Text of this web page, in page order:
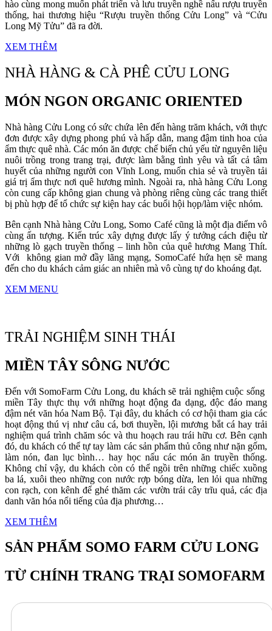
hào cùng mong muốn phát triển và lưu truyền nghề nấu rượu truyền
thống, hai thương hiệu “Rượu truyền thống Cửu Long” và “Cửu
Long Mỹ Tửu” đã ra đời.
XEM THÊM
NHÀ HÀNG & CÀ PHÊ CỬU LONG
MÓN NGON ORGANIC ORIENTED
Nhà hàng Cửu Long có sức chứa lên đến hàng trăm khách, với thực
đơn được xây dựng phong phú và hấp dẫn, mang đậm tinh hoa của
ẩm thực quê nhà. Các món ăn được chế biến chủ yếu từ nguyên liệu
nuôi trồng trong trang trại, được làm bằng tình yêu và tất cả tâm
huyết của những người con Vĩnh Long, muốn chia sẻ và truyền tải
giá trị ẩm thực nơi quê hương mình. Ngoài ra, nhà hàng Cửu Long
còn cung cấp không gian chung và phòng riêng cùng các trang thiết
bị phù hợp để tổ chức sự kiện hay các buổi hội họp/làm việc nhóm.
Bên cạnh Nhà hàng Cửu Long, Somo Café cũng là một địa điểm vô
cùng ấn tượng. Kiến trúc xây dựng được lấy ý tưởng cách điệu từ
những lò gạch truyền thống – linh hồn của quê hương Mang Thít.
Với không gian mở đầy lãng mạng, SomoCafé hứa hẹn sẽ mang
đến cho du khách cảm giác an nhiên mà vô cùng tự do khoáng đạt.
XEM MENU
TRẢI NGHIỆM SINH THÁI
MIỀN TÂY SÔNG NƯỚC
Đến với SomoFarm Cửu Long, du khách sẽ trải nghiệm cuộc sống
miền Tây thực thụ với những hoạt động đa dạng, độc đáo mang
đậm nét văn hóa Nam Bộ. Tại đây, du khách có cơ hội tham gia các
hoạt động thú vị như câu cá, bơi thuyền, lội mương bắt cá hay trải
nghiệm quá trình chăm sóc và thu hoạch rau trái hữu cơ. Bên cạnh
đó, du khách có thể tự tay làm các sản phẩm thủ công như nặn gốm,
làm nón, đan lục bình… hay học nấu các món ăn truyền thống.
Không chỉ vậy, du khách còn có thể ngồi trên những chiếc xuồng
ba lá, xuôi theo những con nước rợp bóng dừa, len lỏi qua những
con rạch, con kênh để ghé thăm các vườn trái cây trĩu quả, các địa
danh văn hóa nổi tiếng của địa phương…
XEM THÊM
SẢN PHẨM SOMO FARM CỬU LONG
TỪ CHÍNH TRANG TRẠI SOMOFARM